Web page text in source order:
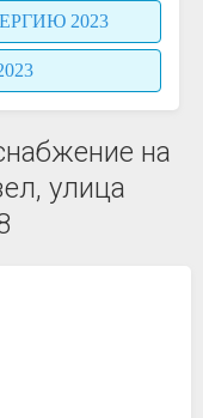
2023
на
улица